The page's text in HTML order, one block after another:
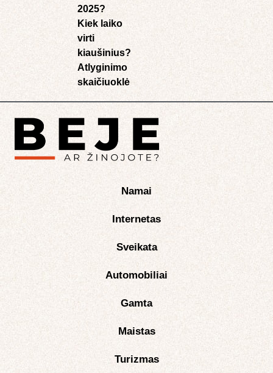
2025?
Kiek laiko
virti
kiaušinius?
Atlyginimo
skaičiuoklė​
Namai
Internetas
Sveikata
Automobiliai
Gamta
Maistas
Turizmas